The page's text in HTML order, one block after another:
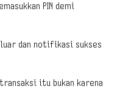
PIN demi
dan notifikasi sukses
itu bukan karena